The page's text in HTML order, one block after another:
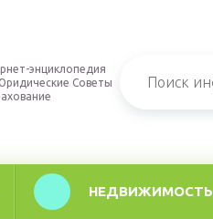
энциклопедия
Советы
НЕДВИЖИМОСТЬ